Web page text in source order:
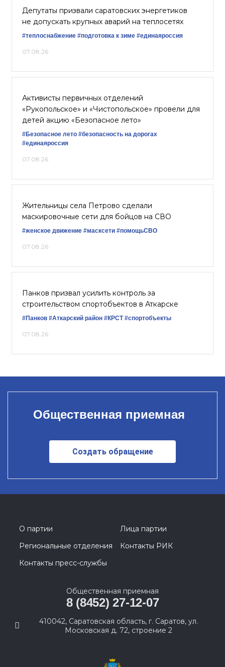
Депутаты призвали саратовских энергетиков
не допускать крупных аварий на теплосетях
#теплоснабжение #подготовка к зиме #единаяроссия
07.08.26
Активисты первичных отделений
«Рукопольское» и «Чистопольское» провели для
детей акцию «Безопасное лето»
#Безопасное лето #безопасность на дорогах
#единаяроссия
07.08.26
Жительницы села Петрово сделали
маскировочные сети для бойцов на СВО
#женское движение #масксети #помощьСВО
07.08.26
Панков призвал усилить контроль за
строительством спортобъектов в Аткарске
#Панков #Аткарский район #КРСТ #спортобъекты
07.08.26
Общественная приемная
Создать обращение
О партии
Лица партии
Региональные отделения
Контакты РИК
Контакты пресс-службы
Общественная приемная
8 (8452) 27-12-07
410042, Саратовская область, г. Саратов, ул.
Московская д. 72, строение 2